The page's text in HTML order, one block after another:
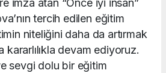
imza atan “Önce iyi insan”
tercih edilen eğitim
niteliğini daha da artırmak
kararlılıkla devam ediyoruz.
sevgi dolu bir eğitim